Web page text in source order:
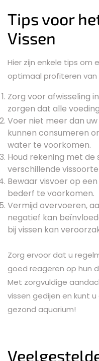
Tips voor
Vissen
Hier zijn enkele tips om
optimaal profiteren van
Zorg voor afwisseling
zorgen dat alle
Voer niet meer dan
kunnen consumeren
water te voorkomen.
Houd rekening met
verschillende
Bewaar visvoer op
bederf te voorkomen.
Vermijd overvoeren,
negatief kan
bij vissen kan
Zorg ervoor dat u
goed reageren op hun
Met zorgvuldige
vissen gedijen en kunt
gezond aquarium!